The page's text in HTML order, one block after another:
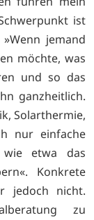
ist
jemand
möchte, was
und so das
ganzheitlich.
Solarthermie,
nur einfache
etwa das
Konkrete
jedoch nicht.
zu